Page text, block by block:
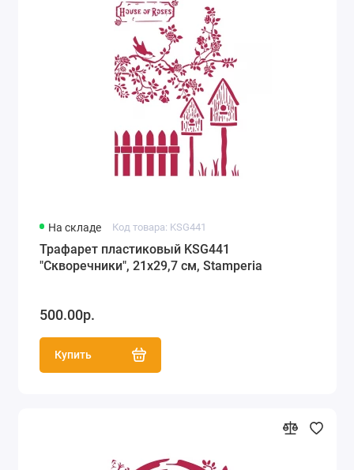
На складе Код товара: KSG441
Трафарет пластиковый KSG441
"Скворечники", 21х29,7 см, Stamperia
500.00р.
Купить